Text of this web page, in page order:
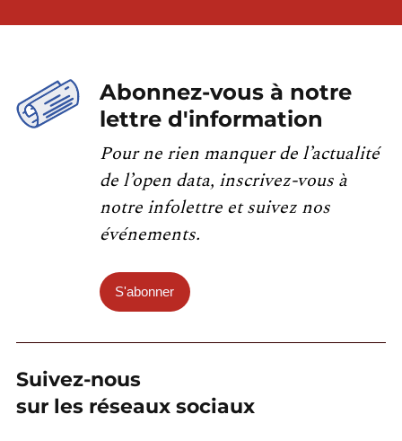
Abonnez-vous à notre
lettre d'information
Pour ne rien manquer de l’actualité
de l’open data, inscrivez-vous à
notre infolettre et suivez nos
événements.
S'abonner
Suivez-nous
sur les réseaux sociaux